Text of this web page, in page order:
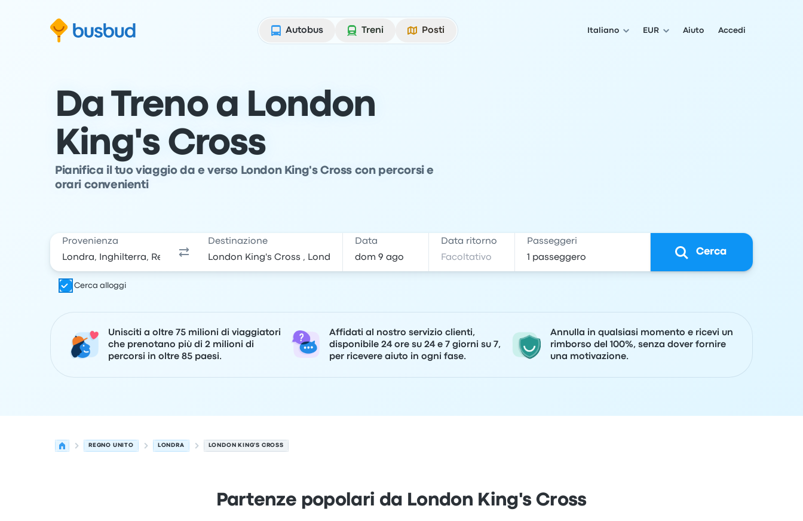
Autobus
Treni Posti Italiano EUR Aiuto Accedi
Da Treno a London
King's Cross
Pianifica il tuo viaggio da e verso London King's Cross con percorsi e
orari convenienti
Provenienza Destinazione Data Data ritorno Passeggeri
Cerca
Cerca alloggi
Unisciti a oltre 75 milioni di viaggiatori
che prenotano più di 2 milioni di
percorsi in oltre 85 paesi.
Affidati al nostro servizio clienti,
disponibile 24 ore su 24 e 7 giorni su 7,
per ricevere aiuto in ogni fase.
Annulla in qualsiasi momento e ricevi un
rimborso del 100%, senza dover fornire
una motivazione.
REGNO UNITO LONDRA LONDON KING'S CROSS
Partenze popolari da London King's Cross